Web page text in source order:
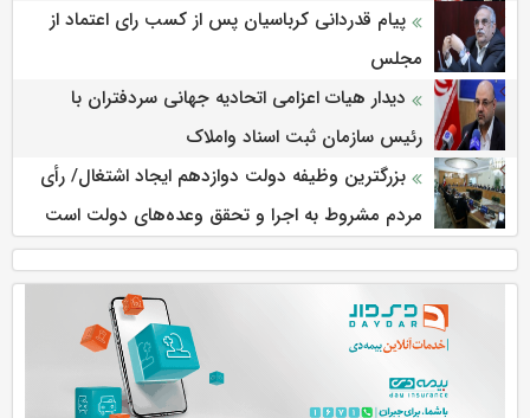
پیام قدردانی کرباسیان پس از کسب رای اعتماد از
مجلس
دیدار هیات اعزامی اتحادیه جهانی سردفتران با
رئیس سازمان ثبت اسناد واملاک
بزرگترین وظیفه دولت دوازدهم ایجاد اشتغال/ رأی
مردم مشروط به اجرا و تحقق وعده‌های دولت است